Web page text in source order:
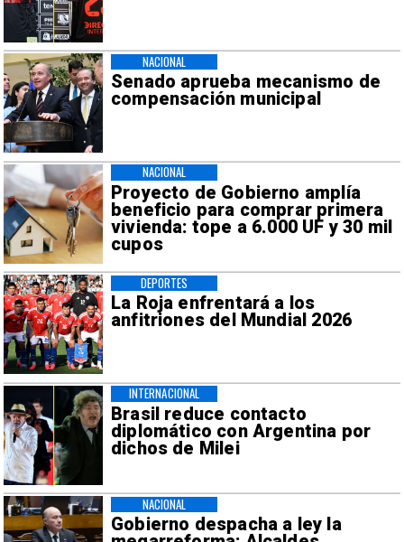
Senado aprueba mecanismo de
compensación municipal
NACIONAL
Proyecto de Gobierno amplía
beneficio para comprar primera
vivienda: tope a 6.000 UF y 30 mil
cupos
NACIONAL
La Roja enfrentará a los
anfitriones del Mundial 2026
DEPORTES
Brasil reduce contacto
diplomático con Argentina por
dichos de Milei
INTERNACIONAL
Gobierno despacha a ley la
NACIONAL